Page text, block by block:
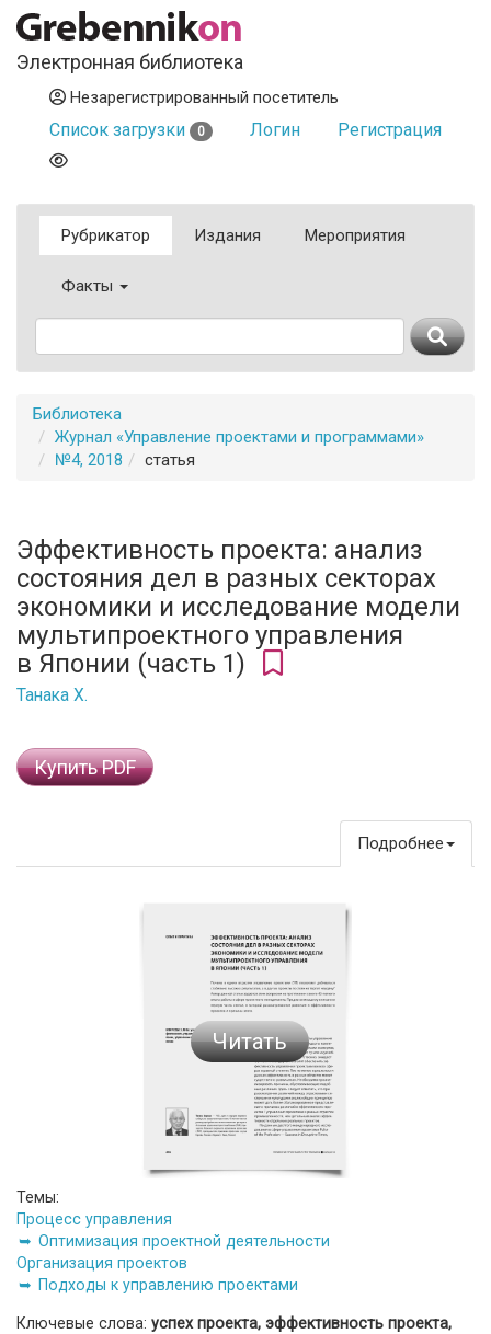
Электронная библиотека
Незарегистрированный посетитель
Список загрузки 0 Логин Регистрация
Рубрикатор Издания Мероприятия
Факты
Библиотека
Журнал «Управление проектами и программами»
№4, 2018
статья
Эффективность проекта: анализ
состояния дел в разных секторах
экономики и исследование модели
мультипроектного управления
в Японии (часть 1)
Танака Х.
Купить PDF
Подробнее
Читать
Темы:
Процесс управления
Оптимизация проектной деятельности
Организация проектов
Подходы к управлению проектами
Ключевые слова: успех проекта, эффективность проекта,